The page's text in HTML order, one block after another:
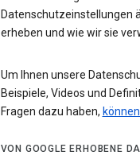
Datenschutzeinstellungen
erheben und wie wir sie
Um Ihnen unsere
Beispiele, Videos und
Fragen dazu haben,
VON GOOGLE ERHOBENE